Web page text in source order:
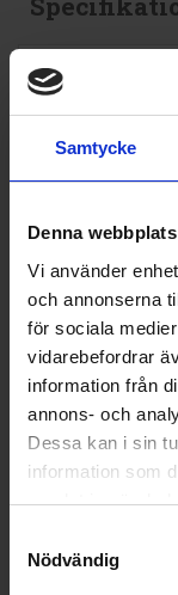
Samtycke
Denna
Vi använder
och annonserna
för sociala
vidarebefordrar
information från
annons- och
Dessa kan i sin
information som
samlat in när du
Nödvändig
Varumärke:
Höjd (cm):
Bredd (cm):
Djup (cm):
EAN
Allmän
Rengöring i ugn: